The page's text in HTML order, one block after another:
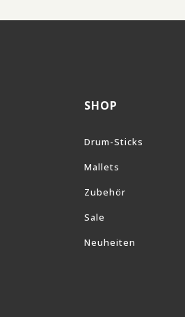
SHOP
Drum-Sticks
Mallets
Zubehör
Sale
Neuheiten